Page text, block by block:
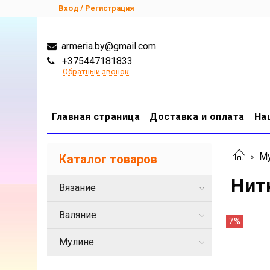
Вход / Регистрация
armeria.by@gmail.com
+375447181833
Обратный звонок
Главная страница Доставка и оплата
7%
Каталог товаров
Вязание
Валяние
Мулине